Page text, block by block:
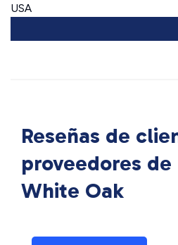
USA
Reseñas de
proveedores
White Oak